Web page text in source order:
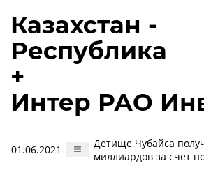
Казахстан -
Республика
+
Интер РАО
01.06.2021
Детище Чубайса
миллиардов за счет